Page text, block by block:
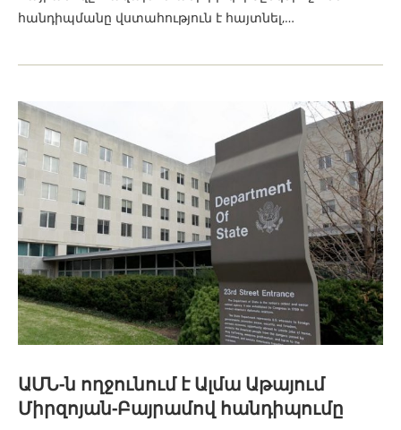
հանդիպմանը վստահություն է հայտնել,…
ԱՄՆ-ն ողջունում է Ալմա Աթայում
Միրզոյան-Բայրամով հանդիպումը